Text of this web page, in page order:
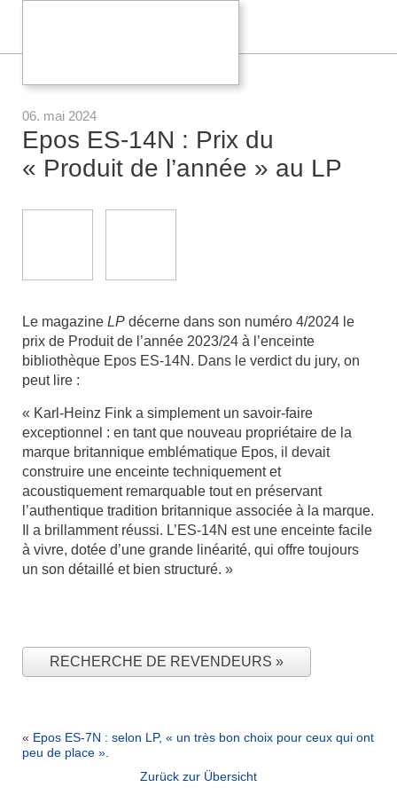
06. mai 2024
Epos ES-14N : Prix du
« Produit de l’année » au LP
Le magazine LP décerne dans son numéro 4/2024 le
prix de Produit de l’année 2023/24 à l’enceinte
bibliothèque Epos ES-14N. Dans le verdict du jury, on
peut lire :
« Karl-Heinz Fink a simplement un savoir-faire
exceptionnel : en tant que nouveau propriétaire de la
marque britannique emblématique Epos, il devait
construire une enceinte techniquement et
acoustiquement remarquable tout en préservant
l’authentique tradition britannique associée à la marque.
Il a brillamment réussi. L’ES-14N est une enceinte facile
à vivre, dotée d’une grande linéarité, qui offre toujours
un son détaillé et bien structuré. »
RECHERCHE DE REVENDEURS
« Epos ES-7N : selon LP, « un très bon choix pour ceux qui ont
peu de place ».
Zurück zur Übersicht